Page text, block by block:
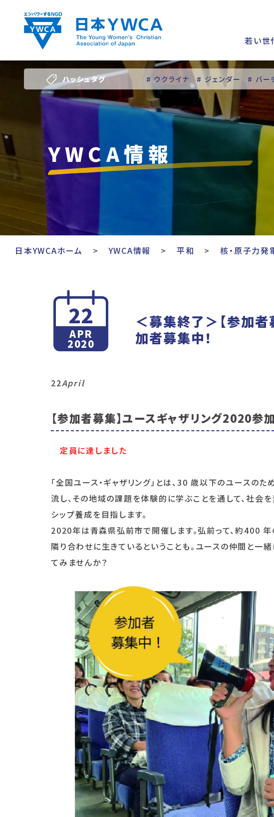
content
若い世
ハッシュタグ # ウクライナ # ジェンダー # バー
# 若い女性のリーダーシップ
YWCA情報
日本YWCAホーム YWCA情報 平和 核・原子力発
22
APR
2020
＜募集終了＞【参加
加者募集中！
22April
【参加者募集】ユースギャザリング2020参
定員に達しました
「全国ユース・ギャザリング」とは、30 歳以下のユースの
流し、その地域の課題を体験的に学ぶことを通して、社会
シップ養成を目指します。
2020年は青森県弘前市で開催します。弘前って、約400 年
隣り合わせに生きているということも。ユースの仲間と一
てみませんか？